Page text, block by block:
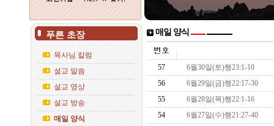
푸른 초장
목사님 칼럼
설교 말씀
설교 영상
설교 방송
매일 양식
매일 양식
57
6월30일(토)행23:1-10
56
6월29일(금)행22:17-30
55
6월28일(목)행22:1-16
54
6월27일(수)행21:27-40